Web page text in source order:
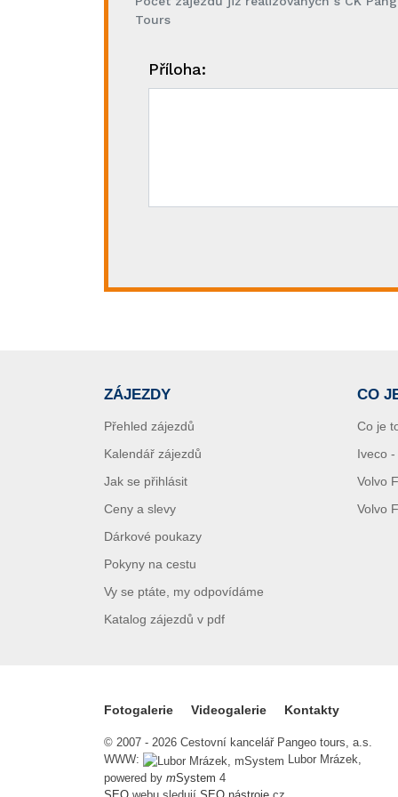
Tours
Příloha:
ZÁJEZDY
Přehled zájezdů
Kalendář zájezdů
Jak se přihlásit
Ceny a slevy
Dárkové poukazy
Pokyny na cestu
Vy se ptáte, my odpovídáme
Katalog zájezdů v pdf
CO
Co je
Iveco
Volvo
Volvo
Fotogalerie Videogalerie Kontakty
© 2007 - 2026 Cestovní kancelář Pangeo tours, a.s.
WWW:
Lubor Mrázek,
powered by mSystem 4
SEO webu sledují SEO nástroje .cz